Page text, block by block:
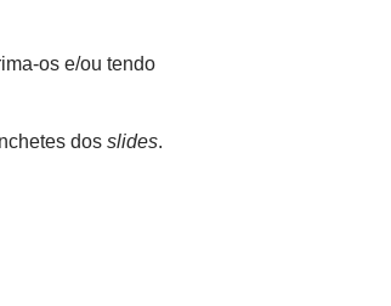
os e/ou tendo
dos slides.